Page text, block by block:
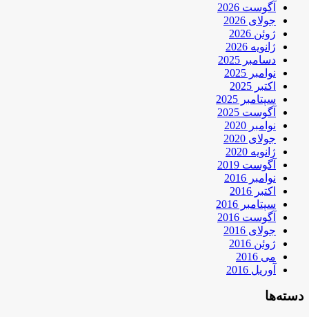
آگوست 2026
جولای 2026
ژوئن 2026
ژانویه 2026
دسامبر 2025
نوامبر 2025
اکتبر 2025
سپتامبر 2025
آگوست 2025
نوامبر 2020
جولای 2020
ژانویه 2020
آگوست 2019
نوامبر 2016
اکتبر 2016
سپتامبر 2016
آگوست 2016
جولای 2016
ژوئن 2016
می 2016
آوریل 2016
دسته‌ها